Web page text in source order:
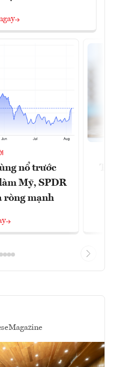
nổ trước
Mỹ, SPDR
ròng mạnh
eMagazine